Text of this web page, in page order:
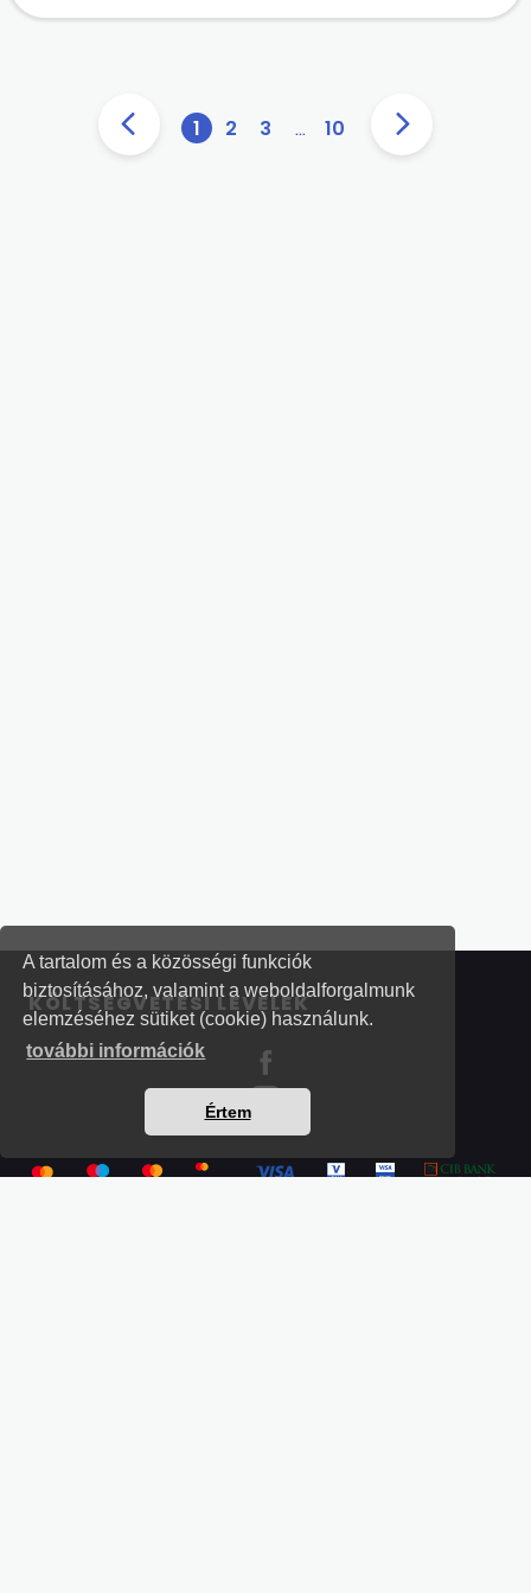
A tartalom és a közösségi funkciók
biztosításához, valamint a weboldalforgalmunk
elemzéséhez sütiket (cookie) használunk.
további információk
Értem
1 2 3 … 10
KÖLTSÉGVETÉSI LEVELEK